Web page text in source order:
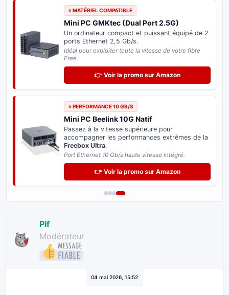
⭐ MATÉRIEL COMPATIBLE
Mini PC GMKtec (Dual Port 2.5G)
Un ordinateur compact et puissant équipé de 2
ports Ethernet 2,5 Gb/s.
Idéal pour exploiter toute la vitesse de votre fibre
Free.
👉 Voir la promo sur Amazon
⭐ PERFORMANCE 10 GB/S
Mini PC Beelink 10G Natif
Passez à la vitesse supérieure pour
accompagner les performances extrêmes de la
Freebox Ultra.
Port Ethernet 10 Gb/s haute vitesse intégré.
👉 Voir la promo sur Amazon
Pif
Modérateur
04 mai 2026, 15:52